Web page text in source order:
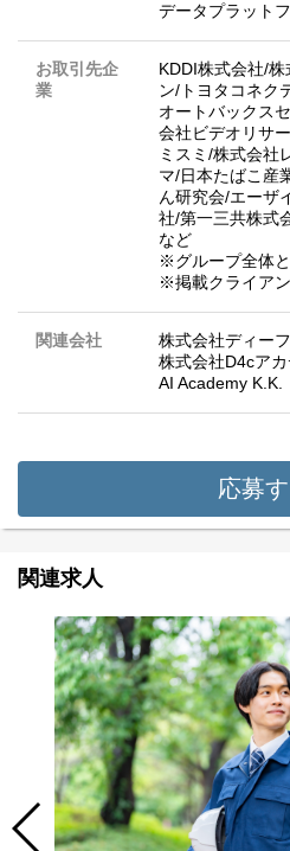
データプラット
お取引先企
業
KDDI株式会社/
ン/トヨタコネク
オートバックス
会社ビデオリサ
ミスミ/株式会社
マ/日本たばこ産
ん研究会/エーザ
社/第一三共株式
など
※グループ全体
※掲載クライアン
関連会社
株式会社ディー
株式会社D4cア
AI Academy K.K.
応募
関連求人